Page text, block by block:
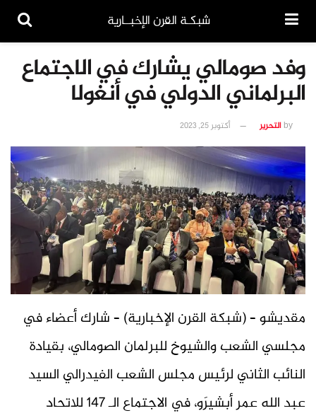
شبكـة القرن الإخبــارية
وفد صومالي يشارك في الاجتماع
البرلماني الدولي في أنغولا
byالتحرير أكتوبر 25, 2023
مقديشو – (شبكة القرن الإخبارية) – شارك أعضاء في
مجلسي الشعب والشيوخ للبرلمان الصومالي، بقيادة
النائب الثاني لرئيس مجلس الشعب الفيدرالي السيد
عبد الله عمر أبشيرَو، في الاجتماع الـ 147 للاتحاد